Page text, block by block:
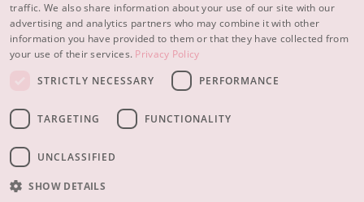
Peau ménopausée
À PROPOS
CONSEILS BEAUTÉ
traffic. We also share information about your use of our site with our
advertising and analytics partners who may combine it with other
information you have provided to them or that they have collected from
your use of their services. Privacy Policy
STRICTLY NECESSARY
PERFORMANCE
TARGETING FUNCTIONALITY
UNCLASSIFIED
SHOW DETAILS